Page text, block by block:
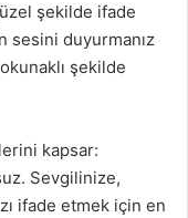
şekilde ifade
sesini duyurmanız
şekilde
kapsar:
Sevgilinize,
ifade etmek için en